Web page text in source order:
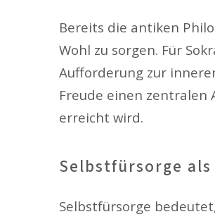
Bereits die antiken
Wohl zu sorgen. Für
Aufforderung zur
Freude einen zentralen
erreicht wird.
Selbstfürsorge
Selbstfürsorge